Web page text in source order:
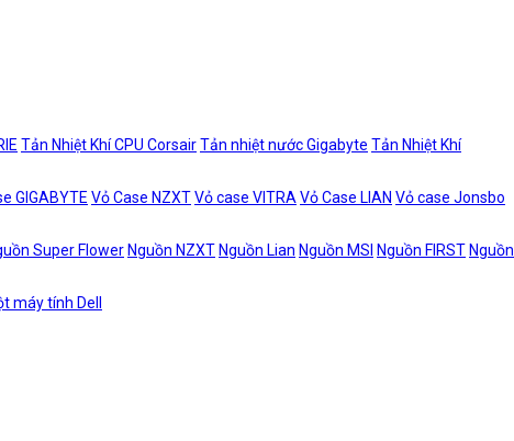
Tản Nhiệt Khí CPU CorsairTản nhiệt nước Gigabyte Tản Nhiệt Khí
GIGABYTE Vỏ Case NZXTVỏ case VITRA Vỏ Case LIAN Vỏ case Jonsbo
Super Flower Nguồn NZXT Nguồn Lian Nguồn MSI Nguồn FIRST Nguồn
máy tính Dell